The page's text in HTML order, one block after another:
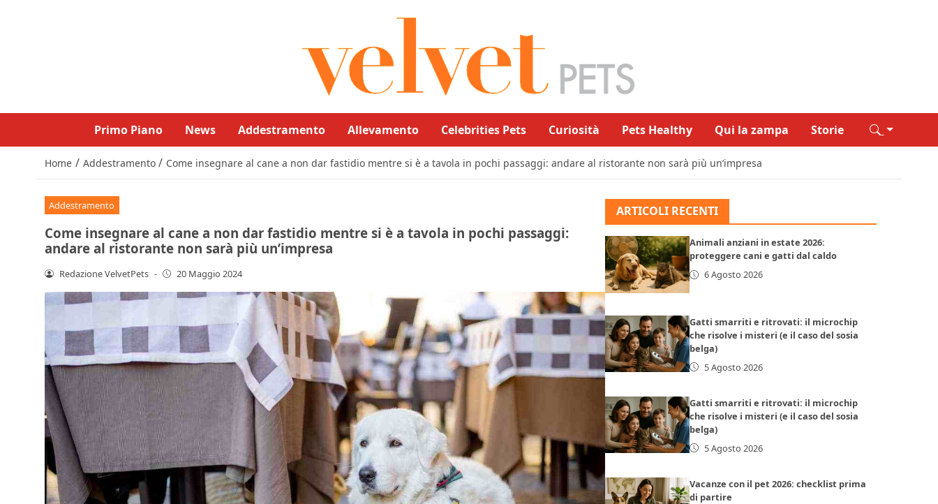
Primo Piano News Addestramento Allevamento Celebrities Pets Curiosità Pets Healthy Qui la zampa Storie
Home / Addestramento / Come insegnare al cane a non dar fastidio mentre si è a tavola in pochi passaggi: andare al ristorante non sarà più un’impresa
Addestramento
Come insegnare al cane a non dar fastidio mentre si è a tavola in pochi passaggi:
andare al ristorante non sarà più un’impresa
Redazione VelvetPets - 20 Maggio 2024
ARTICOLI RECENTI
Animali anziani in estate 2026:
proteggere cani e gatti dal caldo
6 Agosto 2026
Gatti smarriti e ritrovati: il microchip
che risolve i misteri (e il caso del sosia
belga)
5 Agosto 2026
Gatti smarriti e ritrovati: il microchip
che risolve i misteri (e il caso del sosia
belga)
5 Agosto 2026
Vacanze con il pet 2026: checklist prima
di partire